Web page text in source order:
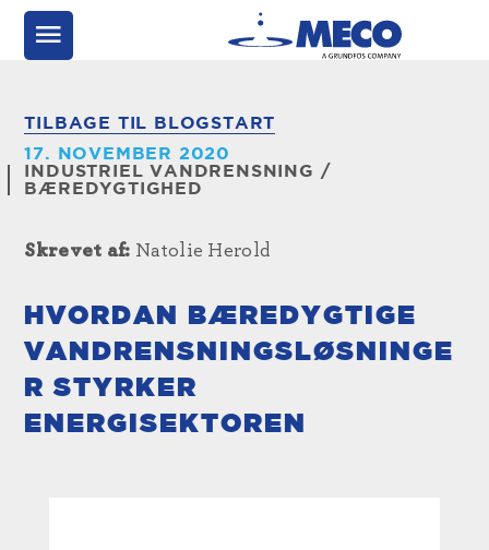
TILBAGE TIL BLOGSTART
17. NOVEMBER 2020
INDUSTRIEL VANDRENSNING /
BÆREDYGTIGHED
Skrevet af: Natolie Herold
HVORDAN BÆREDYGTIGE
VANDRENSNINGSLØSNINGE
R STYRKER
ENERGISEKTOREN